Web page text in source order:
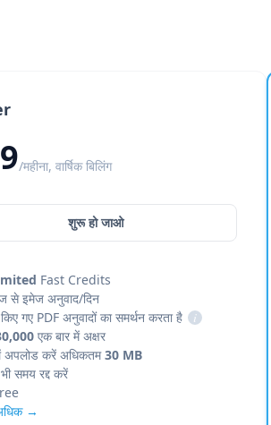
/महीना, वार्षिक बिलिंग
शुरू हो जाओ
Fast Credits
से इमेज अनुवाद/दिन
गए PDF अनुवादों का समर्थन करता है
i
एक बार में अक्षर
अपलोड करें अधिकतम30 MB
समय रद्द करें
→